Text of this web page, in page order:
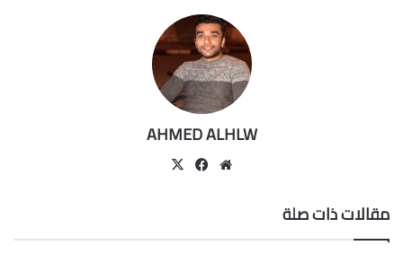
AHMED ALHLW
موقعفيسبوك
مقالات ذات صلة